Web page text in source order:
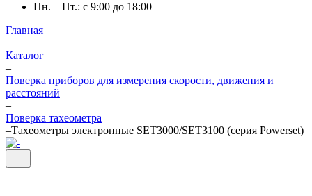
Пн. – Пт.: с 9:00 до 18:00
Главная
–
Каталог
–
Поверка приборов для измерения скорости, движения и
расстояний
–
Поверка тахеометра
–Тахеометры электронные SET3000/SET3100 (серия Powerset)